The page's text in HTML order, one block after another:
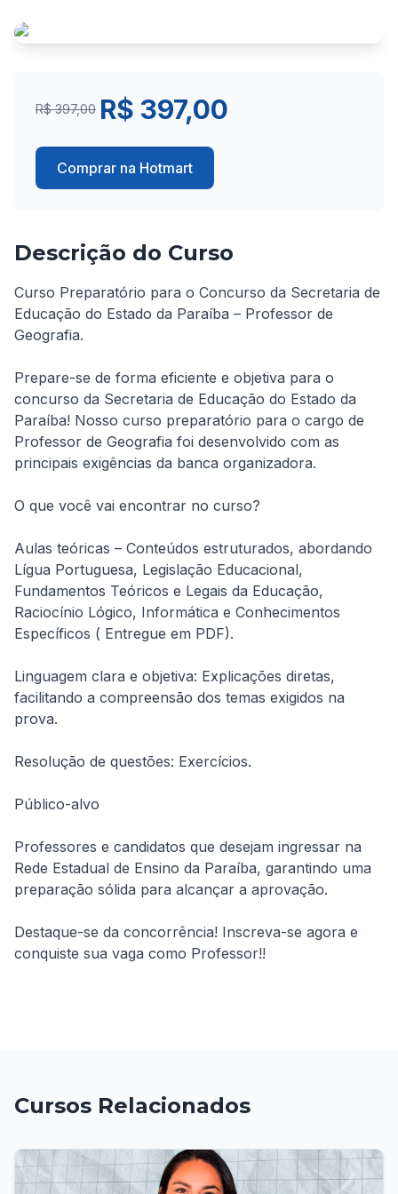
R$ 397,00 R$ 397,00
Comprar na Hotmart
Descrição do Curso
Curso Preparatório para o Concurso da Secretaria de
Educação do Estado da Paraíba – Professor de
Geografia.
Prepare-se de forma eficiente e objetiva para o
concurso da Secretaria de Educação do Estado da
Paraíba! Nosso curso preparatório para o cargo de
Professor de Geografia foi desenvolvido com as
principais exigências da banca organizadora.
O que você vai encontrar no curso?
Aulas teóricas – Conteúdos estruturados, abordando
Lígua Portuguesa, Legislação Educacional,
Fundamentos Teóricos e Legais da Educação,
Raciocínio Lógico, Informática e Conhecimentos
Específicos ( Entregue em PDF).
Linguagem clara e objetiva: Explicações diretas,
facilitando a compreensão dos temas exigidos na
prova.
Resolução de questões: Exercícios.
Público-alvo
Professores e candidatos que desejam ingressar na
Rede Estadual de Ensino da Paraíba, garantindo uma
preparação sólida para alcançar a aprovação.
Destaque-se da concorrência! Inscreva-se agora e
conquiste sua vaga como Professor!!
Cursos Relacionados